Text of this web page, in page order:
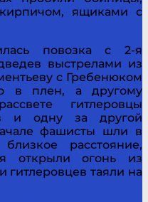
ящиками с
повозка с 2-я
выстрелами из
с Гребенюком
в плен, а другому
гитлеровцы
и одну за другой
фашисты шли в
расстояние,
открыли огонь из
гитлеровцев таяли на